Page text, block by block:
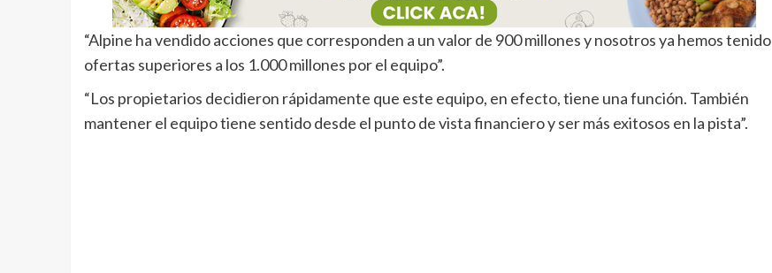
“Alpine ha vendido acciones que corresponden a un valor de 900 millones y nosotros ya hemos tenido
ofertas superiores a los 1.000 millones por el equipo”.
“Los propietarios decidieron rápidamente que este equipo, en efecto, tiene una función. También
mantener el equipo tiene sentido desde el punto de vista financiero y ser más exitosos en la pista”.